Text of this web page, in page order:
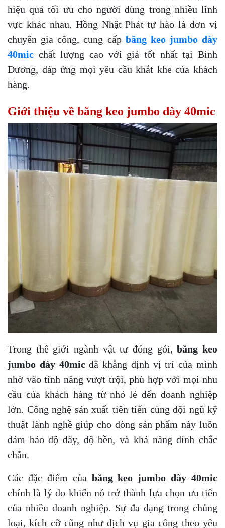
hiệu quả tối ưu cho người dùng trong nhiều lĩnh
vực khác nhau. Hồng Nhật Phát tự hào là đơn vị
chuyên gia công, cung cấp băng keo jumbo dày
40mic chất lượng cao với giá tốt nhất tại Bình
Dương, đáp ứng mọi yêu cầu khắt khe của khách
hàng.
Giới thiệu về băng keo jumbo dày 40mic
Trong thế giới ngành vật tư đóng gói,băng keo
jumbo dày 40micđã khẳng định vị trí của mình
nhờ vào tính năng vượt trội, phù hợp với mọi nhu
cầu của khách hàng từ nhỏ lẻ đến doanh nghiệp
lớn. Công nghệ sản xuất tiên tiến cùng đội ngũ kỹ
thuật lành nghề giúp cho dòng sản phẩm này luôn
đảm bảo độ dày, độ bền, và khả năng dính chắc
chắn.
Các đặc điểm của băng keo jumbo dày 40mic
chính là lý do khiến nó trở thành lựa chọn ưu tiên
của nhiều doanh nghiệp. Sự đa dạng trong chủng
loại, kích cỡ cũng như dịch vụ gia công theo yêu